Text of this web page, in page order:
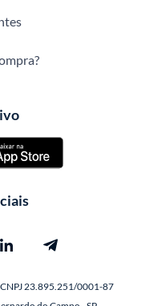
23.895.251/0001-87